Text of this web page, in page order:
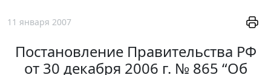
11 января 2007
Постановление Правительства РФ
от 30 декабря 2006 г. № 865 “Об